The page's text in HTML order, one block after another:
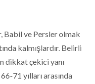
Babil ve Persler olmak
kalmışlardır. Belirli
dikkat çekici yanı
71 yılları arasında